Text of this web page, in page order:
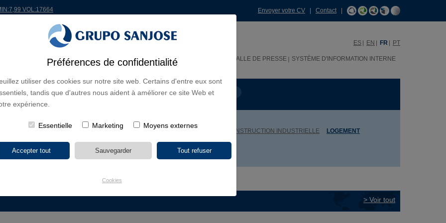
Préférences de confidentialité
utiliser des cookies sur notre site web. Certains d'entre eux sont
tandis que d'autres nous aident à améliorer ce site Web et
expérience.
Essentielle Marketing Moyens externes
Cookies
VOL:17664 Envoyer votre CV Contact|
ES EN FR PT
ACTIONNAIRES ET INVESTISSEURS INNOVATION SALLE DE PRESSE SYSTÈME D'INFORMATION INTERNE
D'ACTIVITÉ CONTINENTS TYPE DE PROJET NOM DU PROJET
GÉNIE CIVIL HÔTELS INGÉNIERIE ET CONSTRUCTION INDUSTRIELLE LOGEMENT
RÉSIDENCES SPORT
> Voir tout